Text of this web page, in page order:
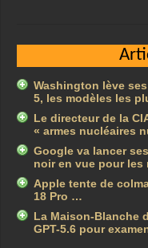
Washington lève
5, les modèles les
Le directeur de la
« armes nucléaires
Google va lancer
noir en vue pour les
Apple tente de
18 Pro …
La Maison-Blanche
GPT-5.6 pour